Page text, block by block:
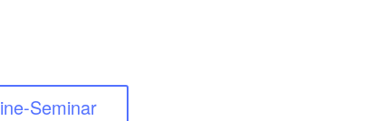
Seminar